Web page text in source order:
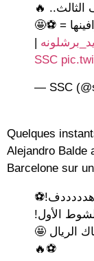
الثالث.. 🔥
= ⚽️🤩
— SSC
Quelques
Alejandro Balde
Barcelone sur
هدددددف!⚽️
الأول!
الريال 🤩
⚽️🔥